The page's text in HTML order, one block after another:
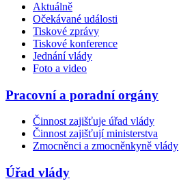
Aktuálně
Očekávané události
Tiskové zprávy
Tiskové konference
Jednání vlády
Foto a video
Pracovní a poradní orgány
Činnost zajišťuje úřad vlády
Činnost zajišťují ministerstva
Zmocněnci a zmocněnkyně vlády
Úřad vlády